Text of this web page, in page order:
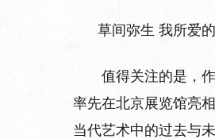
草间弥生 我所爱
值得关注的是，
率先在北京展览馆亮
当代艺术中的过去与